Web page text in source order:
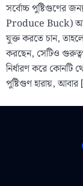
সর্বোচ্চ পুষ্টিগুণের
Produce Buck)
যুক্ত করতে চান,
করছেন, সেটিও
নির্ধারণ করে কোনটি
পুষ্টিগুণ হারায়,